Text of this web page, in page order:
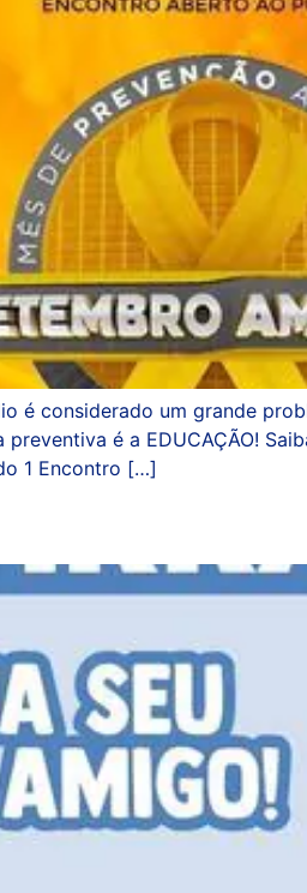
é considerado um grande
é a EDUCAÇÃO!
1 Encontro […]